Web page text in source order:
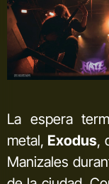
La espera
metal, Exodus,
Manizales